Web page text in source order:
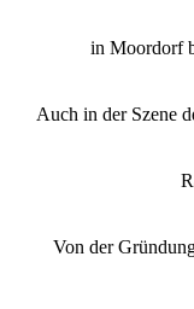
in Moordorf
Auch in der Szene
Von der